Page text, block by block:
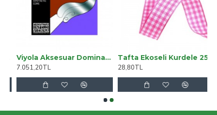
Viyola Aksesuar Dominant Tel Thomastik Infeld TH-141
7.051,20TL
Tafta Ekoseli Kurdele 25 Mm Pembe 1 Metre
28,80TL